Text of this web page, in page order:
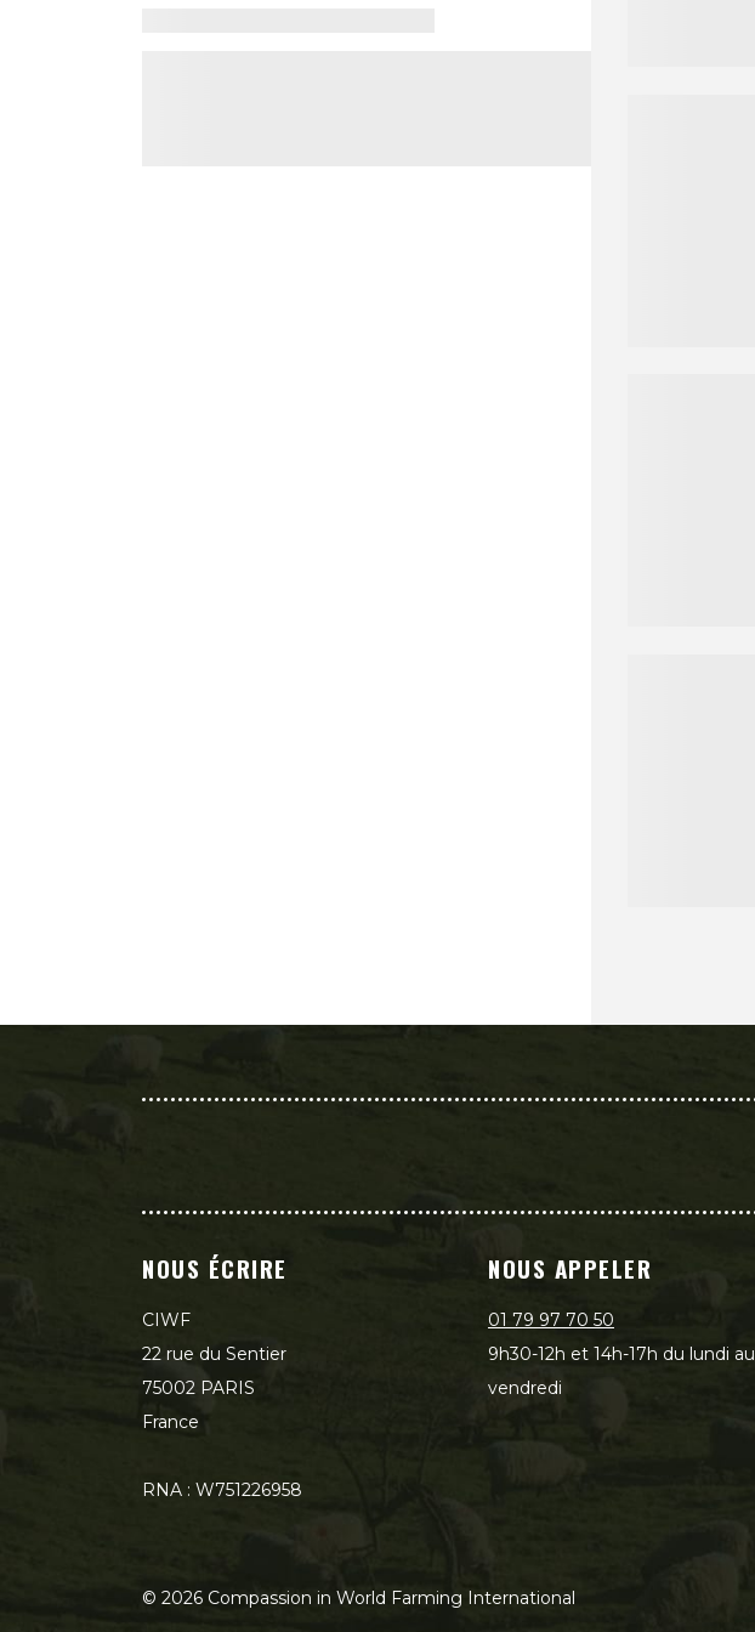
NOUS ÉCRIRE
CIWF
22 rue du Sentier
75002 PARIS
France
RNA : W751226958
NOUS APPELER
01 79 97 70 50
9h30-12h et 14h-17h du lundi au
vendredi
© 2026 Compassion in World Farming International